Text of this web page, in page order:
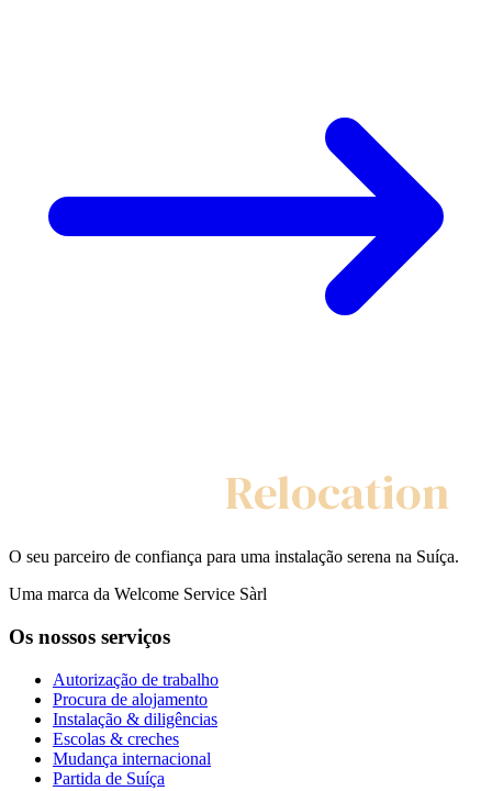
Relocation
O seu parceiro de confiança para uma instalação serena na Suíça.
Uma marca da Welcome Service Sàrl
Os nossos serviços
Autorização de trabalho
Procura de alojamento
Instalação & diligências
Escolas & creches
Mudança internacional
Partida de Suíça